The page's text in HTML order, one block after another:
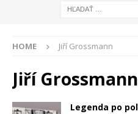
HOME Jiří Grossmann
Jiří Grossmann
Legenda po